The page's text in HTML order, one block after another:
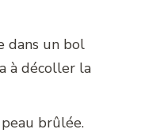
dans un bol
à décoller la
brûlée.